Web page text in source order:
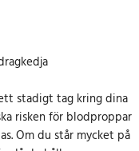
stadigt tag kring dina
risken för blodproppar
Om du står mycket på